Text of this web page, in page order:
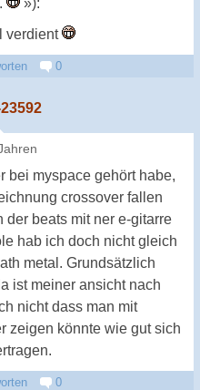
»):
verdient
0
bei myspace gehört habe,
crossover fallen
beats mit ner e-gitarre
hab ich doch nicht gleich
metal. Grundsätzlich
ist meiner ansicht nach
nicht dass man mit
zeigen könnte wie gut sich
0